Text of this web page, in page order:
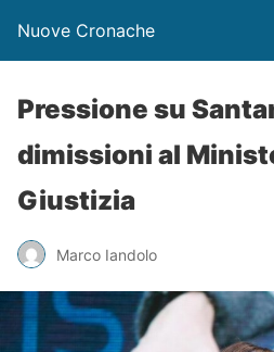
Nuove Cronache
Pressione su
dimissioni al
Giustizia
Marco Iandolo